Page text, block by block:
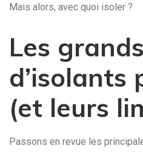
Mais alors, avec quoi isoler ?
Les
d’isolants
(et leurs
Passons en revue les